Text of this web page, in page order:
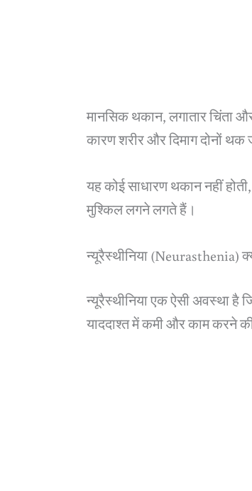
मानसिक थकान, लगातार चिंता
कारण शरीर और दिमाग दोनों थक
यह कोई साधारण थकान नहीं
मुश्किल लगने लगते हैं।
न्यूरैस्थीनिया (Neurasthenia)
न्यूरैस्थीनिया एक ऐसी अवस्था है
याददाश्त में कमी और काम करने